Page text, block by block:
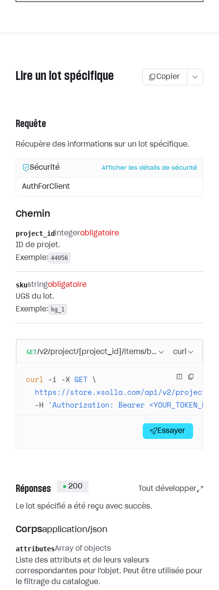
Lire un lot spécifique Copier
Requête
Récupère des informations sur un lot spécifique.
Sécurité Afficher les détails de sécurité
AuthForClient
Chemin
project_id integerobligatoire
ID de projet.
Exemple: 44056
skustringobligatoire
UGS du lot.
Exemple: kg_1
GET/v2/project/{project_id}/items/bundle/sku/{sku}
curl
curl -i -X GET \
https://store.xsolla.com/api/v2/project/
  -H
'Authorization: Bearer
Essayer
Réponses 200 Tout développer
Le lot spécifié a été reçu avec succès.
Corpsapplication/json
attributesArray of objects
Liste des attributs et de leurs valeurs
correspondantes pour l'objet. Peut être utilisée pour
le filtrage du catalogue.